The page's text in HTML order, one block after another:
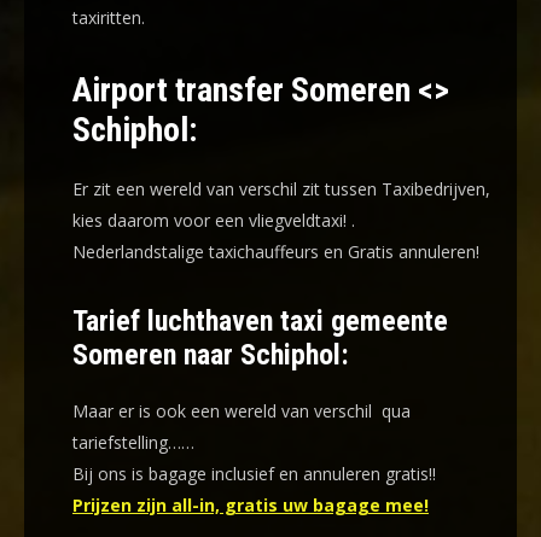
taxiritten.
Airport transfer Someren <>
Schiphol:
Er zit een wereld van verschil zit tussen Taxibedrijven,
kies daarom voor een vliegveldtaxi! .
Nederlandstalige taxichauffeurs en Gratis annuleren!
Tarief luchthaven taxi gemeente
Someren naar Schiphol:
Maar er is ook een wereld van verschil qua
tariefstelling……
Bij ons is bagage inclusief en annuleren gratis!!
Prijzen zijn all-in, gratis uw bagage mee!